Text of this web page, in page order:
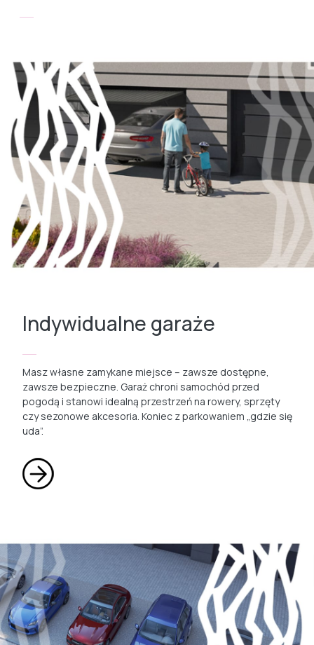
Indywidualne garaże
Masz własne zamykane miejsce – zawsze dostępne,
zawsze bezpieczne. Garaż chroni samochód przed
pogodą i stanowi idealną przestrzeń na rowery, sprzęty
czy sezonowe akcesoria. Koniec z parkowaniem „gdzie się
uda”.